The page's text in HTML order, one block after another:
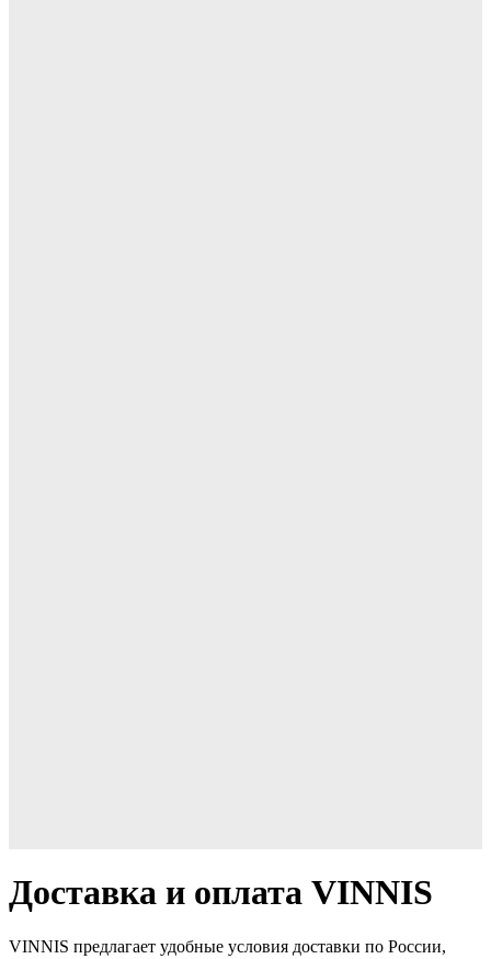
Доставка и оплата VINNIS
VINNIS предлагает удобные условия доставки по России,